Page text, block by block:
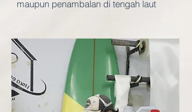
maupun penambalan di tengah laut